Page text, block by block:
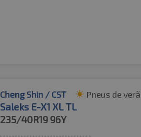
Cheng Shin / CST Pneus de
Saleks E-X1 XL TL
235/40R19 96Y